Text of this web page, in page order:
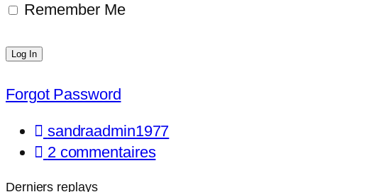
Remember Me
Forgot Password
sandraadmin1977
2 commentaires
Derniers replays